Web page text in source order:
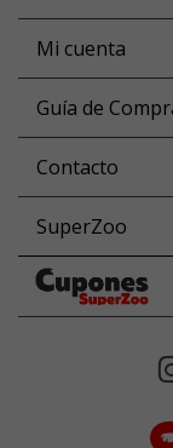
Mi cuenta
Guía de
Contacto
SuperZoo